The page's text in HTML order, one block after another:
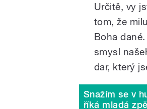
Určitě, vy
tom, že
Boha
smysl
dar, který
Snažím se v
říká mladá